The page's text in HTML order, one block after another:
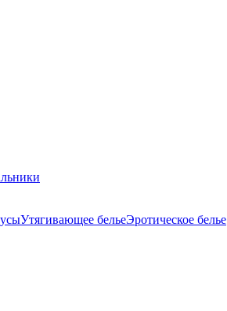
Утягивающее бельеЭротическое белье